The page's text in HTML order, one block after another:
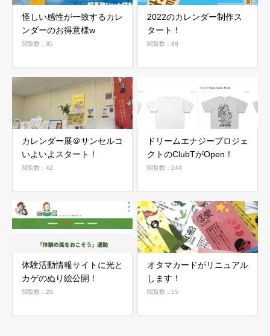
怪しい感性が一致するカレ
ンダーのお得意様w
閲覧数：85
2022のカレンダー制作ス
タート！
閲覧数：88
カレンダー展＠サンセルコ
いよいよスタート！
閲覧数：42
ドリームエナジープロジェ
クトのClubTがOpen！
閲覧数：244
体験活動情報サイトに光と
カゲのぬり絵公開！
閲覧数：28
オタマカードがリニュアル
します！
閲覧数：55